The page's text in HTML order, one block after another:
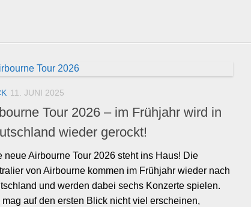
11. JUNI 2025
Tour 2026 – im Frühjahr wird in
wieder gerockt!
neue Airbourne Tour 2026 steht ins Haus! Die
von Airbourne kommen im Frühjahr wieder nach
und werden dabei sechs Konzerte spielen.
mag auf den ersten Blick nicht viel erscheinen,